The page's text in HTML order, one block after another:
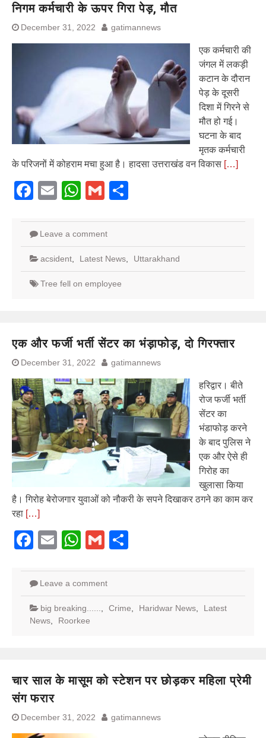
निगम कर्मचारी के ऊपर गिरा पेड़, मौत
December 31, 2022 gatimannews
एक कर्मचारी की
जंगल में लकड़ी
कटान के दौरान
पेड़ के दूसरी
दिशा में गिरने से
मौत हो गई।
घटना के बाद
मृतक कर्मचारी
के परिजनों में कोहराम मचा हुआ है। हादसा उत्तराखंड वन विकास […]
Facebook
EmailWhatsApp
Gmail
Leave a comment
acsident Latest News Uttarakhand
Tree fell on employee
एक और फर्जी भर्ती सेंटर का भंड़ाफोड़, दो गिरफ्तार
December 31, 2022 gatimannews
हरिद्वार। बीते
रोज फर्जी भर्ती
सेंटर का
भंडाफोड़ करने
के बाद पुलिस ने
एक और ऐसे ही
गिरोह का
खुलासा किया
है। गिरोह बेरोजगार युवाओं को नौकरी के सपने दिखाकर ठगने का काम कर
रहा […]
Facebook
EmailWhatsApp
Gmail
Leave a comment
big breaking...... Crime Haridwar News
Latest
News
Roorkee
चार साल के मासूम को स्टेशन पर छोड़कर महिला प्रेमी
संग फरार
December 31, 2022 gatimannews